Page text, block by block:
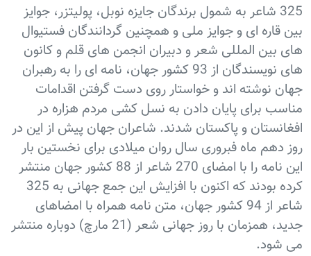
325 شاعر به شمول برندگان جایزه نوبل، پولیتزر، جوایز
بین قاره ای و جوایز ملی و همچنین گردانندگان فستیوال
های بین المللی شعر و دبیران انجمن های قلم و کانون
های نویسندگان از 93 کشور جهان، نامه ای را به رهبران
جهان نوشته اند و خواستار روی دست گرفتن اقدامات
مناسب برای پایان دادن به نسل کشی مردم هزاره در
افغانستان و پاکستان شدند. شاعران جهان پیش از این در
روز دهم ماه فبروری سال روان میلادی برای نخستین بار
این نامه را با امضای 270 شاعر از 88 کشور جهان منتشر
کرده بودند که اکنون با افزایش این جمع جهانی به 325
شاعر از 94 کشور جهان، متن نامه همراه با امضاهای
جدید، همزمان با روز جهانی شعر (21 مارچ) دوباره منتشر
می شود.